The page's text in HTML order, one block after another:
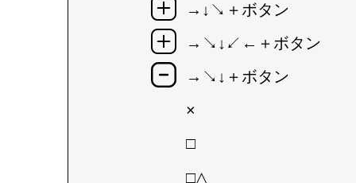
→↓↘＋ボタン
→↘↓↙←＋ボタン
→↘↓＋ボタン
×
□
□△